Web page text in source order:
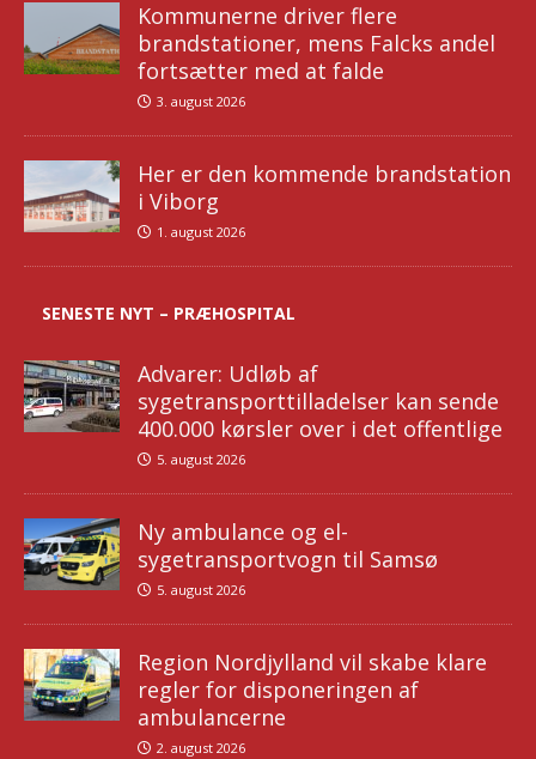
Kommunerne driver flere
brandstationer, mens Falcks andel
fortsætter med at falde
3. august 2026
Her er den kommende brandstation
i Viborg
1. august 2026
SENESTE NYT – PRÆHOSPITAL
Advarer: Udløb af
sygetransporttilladelser kan sende
400.000 kørsler over i det offentlige
5. august 2026
Ny ambulance og el-
sygetransportvogn til Samsø
5. august 2026
Region Nordjylland vil skabe klare
regler for disponeringen af
ambulancerne
2. august 2026